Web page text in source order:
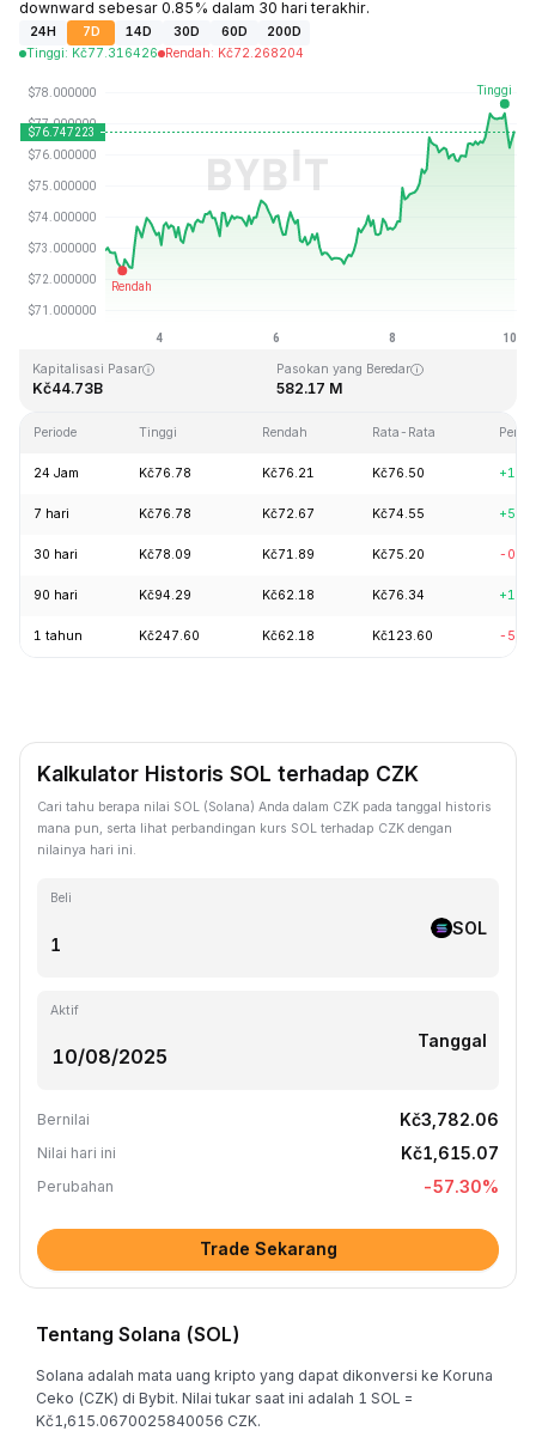
downward sebesar 0.85% dalam 30 hari terakhir.
24H 7D 14D 30D 60D
200D
Tinggi: Kč77.316426 Rendah: Kč72.268204
Terakhir Diperbarui: 2026-08-10, 02:03 GMT+0
Rekor Tertinggi (ATH)
Kč0.500801
Kapitalisasi Pasar
Kč44.73B
Pasokan yang Beredar
582.17 M
Periode Tinggi Rendah Rata-Rata
24 Jam Kč76.78 Kč76.21 Kč76.50
7 hari Kč76.78 Kč72.67 Kč74.55
30 hari Kč78.09 Kč71.89 Kč75.20 -
90 hari Kč94.29 Kč62.18 Kč76.34
1 tahun Kč247.60 Kč62.18 Kč123.60 -
Kalkulator Historis SOL terhadap CZK
Cari tahu berapa nilai SOL (Solana) Anda dalam CZK pada tanggal historis
mana pun, serta lihat perbandingan kurs SOL terhadap CZK dengan
nilainya hari ini.
Beli
SOL
Aktif
Tanggal
Bernilai Kč3,782.06
Nilai hari ini Kč1,615.07
Perubahan -57.30%
Trade Sekarang
Tentang Solana (SOL)
Solana adalah mata uang kripto yang dapat dikonversi ke Koruna
Ceko (CZK) di Bybit. Nilai tukar saat ini adalah 1 SOL =
Kč1,615.0670025840056 CZK.